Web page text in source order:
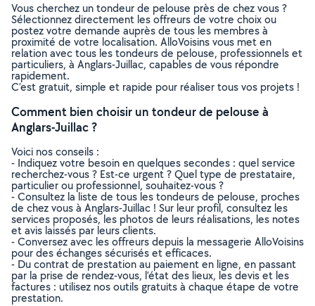
Vous cherchez un tondeur de pelouse près de chez vous ?
Sélectionnez directement les offreurs de votre choix ou
postez votre demande auprès de tous les membres à
proximité de votre localisation. AlloVoisins vous met en
relation avec tous les tondeurs de pelouse, professionnels et
particuliers, à Anglars-Juillac, capables de vous répondre
rapidement.
C’est gratuit, simple et rapide pour réaliser tous vos projets !
Comment bien choisir un tondeur de pelouse à
Anglars-Juillac ?
Voici nos conseils :
- Indiquez votre besoin en quelques secondes : quel service
recherchez-vous ? Est-ce urgent ? Quel type de prestataire,
particulier ou professionnel, souhaitez-vous ?
- Consultez la liste de tous les tondeurs de pelouse, proches
de chez vous à Anglars-Juillac ! Sur leur profil, consultez les
services proposés, les photos de leurs réalisations, les notes
et avis laissés par leurs clients.
- Conversez avec les offreurs depuis la messagerie AlloVoisins
pour des échanges sécurisés et efficaces.
- Du contrat de prestation au paiement en ligne, en passant
par la prise de rendez-vous, l’état des lieux, les devis et les
factures : utilisez nos outils gratuits à chaque étape de votre
prestation.